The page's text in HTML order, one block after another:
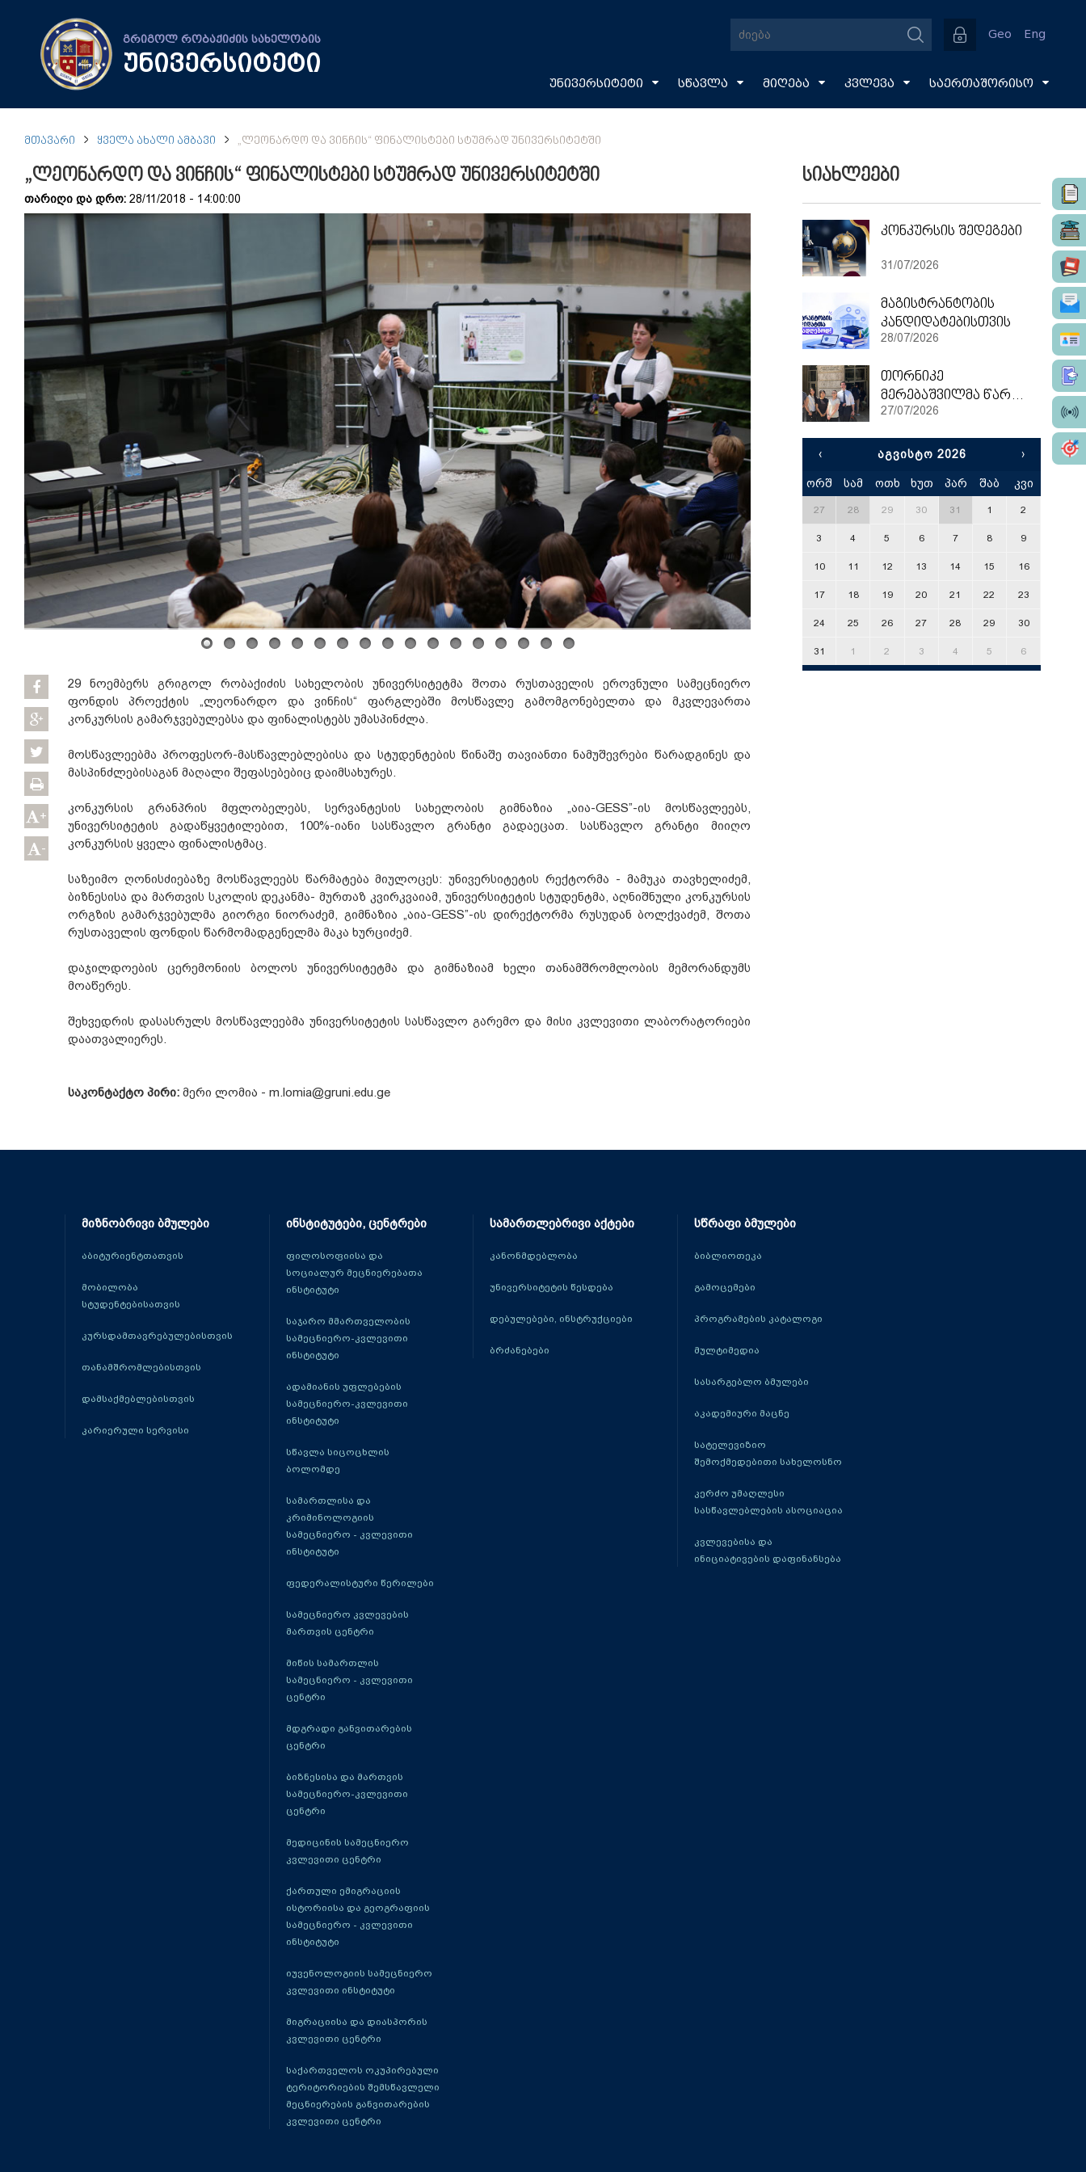
გრიგოლ რობაქიძის სახელობის
უნივერსიტეტი
Geo Eng
უნივერსიტეტი სწავლა მიღება კვლევა საერთაშორისო
ᲛᲗᲐᲕᲐᲠᲘ ᲧᲕᲔᲚᲐ ᲐᲮᲐᲚᲘ ᲐᲛᲑᲐᲕᲘ „ᲚᲔᲝᲜᲐᲠᲓᲝ ᲓᲐ ᲕᲘᲜᲩᲘᲡ“ ᲤᲘᲜᲐᲚᲘᲡᲢᲔᲑᲘ ᲡᲢᲣᲛᲠᲐᲓ ᲣᲜᲘᲕᲔᲠᲡᲘᲢᲔᲢᲨᲘ
„ლეონარდო და ვინჩის“ ფინალისტები სტუმრად უნივერსიტეტში
თარიღი და დრო: 28/11/2018 - 14:00:00
+
-
29 ნოემბერს გრიგოლ რობაქიძის სახელობის უნივერსიტეტმა შოთა რუსთაველის ეროვნული სამეცნიერო
ფონდის პროექტის „ლეონარდო და ვინჩის“ ფარგლებში მოსწავლე გამომგონებელთა და მკვლევართა
კონკურსის გამარჯვებულებსა და ფინალისტებს უმასპინძლა.
მოსწავლეებმა პროფესორ-მასწავლებლებისა და სტუდენტების წინაშე თავიანთი ნამუშევრები წარადგინეს და
მასპინძლებისაგან მაღალი შეფასებებიც დაიმსახურეს.
კონკურსის გრანპრის მფლობელებს, სერვანტესის სახელობის გიმნაზია „აია-GESS”-ის მოსწავლეებს,
უნივერსიტეტის გადაწყვეტილებით, 100%-იანი სასწავლო გრანტი გადაეცათ. სასწავლო გრანტი მიიღო
კონკურსის ყველა ფინალისტმაც.
საზეიმო ღონისძიებაზე მოსწავლეებს წარმატება მიულოცეს: უნივერსიტეტის რექტორმა - მამუკა თავხელიძემ,
ბიზნესისა და მართვის სკოლის დეკანმა- მურთაზ კვირკვაიამ, უნივერსიტეტის სტუდენტმა, აღნიშნული კონკურსის
ორგზის გამარჯვებულმა გიორგი ნიორაძემ, გიმნაზია „აია-GESS”-ის დირექტორმა რუსუდან ბოლქვაძემ, შოთა
რუსთაველის ფონდის წარმომადგენელმა მაკა ხურციძემ.
დაჯილდოების ცერემონიის ბოლოს უნივერსიტეტმა და გიმნაზიამ ხელი თანამშრომლობის მემორანდუმს
მოაწერეს.
შეხვედრის დასასრულს მოსწავლეებმა უნივერსიტეტის სასწავლო გარემო და მისი კვლევითი ლაბორატორიები
დაათვალიერეს.
საკონტაქტო პირი:მერი ლომია - m.lomia@gruni.edu.ge
სიახლეები
კონკურსის შედეგები
31/07/2026
მაგისტრანტობის
კანდიდატებისთვის
28/07/2026
თორნიკე
მერებაშვილმა წარჩინებით დაასრულა ეტვოშ ლორანის უნივერსიტეტის სამაგისტრო პროგრამა
27/07/2026
‹ ᲐᲒᲕᲘᲡᲢᲝ 2026 ›
ორშ სამ ოთხ ხუთ პარ შაბ კვი
27 28 29 30 31 1 2
3 4 5 6 7 8 9
10 11 12 13 14 15 16
17 18 19 20 21 22 23
24 25 26 27 28 29 30
31 1 2 3 4 5 6
მიზნობრივი ბმულები
აბიტურიენტთათვის
მობილობა
სტუდენტებისათვის
კურსდამთავრებულებისთვის
თანამშრომლებისთვის
დამსაქმებლებისთვის
კარიერული სერვისი
ინსტიტუტები, ცენტრები
ფილოსოფიისა და
სოციალურ მეცნიერებათა
ინსტიტუტი
საჯარო მმართველობის
სამეცნიერო-კვლევითი
ინსტიტუტი
ადამიანის უფლებების
სამეცნიერო-კვლევითი
ინსტიტუტი
სწავლა სიცოცხლის
ბოლომდე
სამართლისა და
კრიმინოლოგიის
სამეცნიერო - კვლევითი
ინსტიტუტი
ფედერალისტური წერილები
სამეცნიერო კვლევების
მართვის ცენტრი
მიწის სამართლის
სამეცნიერო - კვლევითი
ცენტრი
მდგრადი განვითარების
ცენტრი
ბიზნესისა და მართვის
სამეცნიერო-კვლევითი
ცენტრი
მედიცინის სამეცნიერო
კვლევითი ცენტრი
ქართული ემიგრაციის
ისტორიისა და გეოგრაფიის
სამეცნიერო - კვლევითი
ინსტიტუტი
იუვენოლოგიის სამეცნიერო
კვლევითი ინსტიტუტი
მიგრაციისა და დიასპორის
კვლევითი ცენტრი
საქართველოს ოკუპირებული
ტერიტორიების შემსწავლელი
მეცნიერების განვითარების
კვლევითი ცენტრი
სამართლებრივი აქტები
კანონმდებლობა
უნივერსიტეტის წესდება
დებულებები, ინსტრუქციები
ბრძანებები
სწრაფი ბმულები
ბიბლიოთეკა
გამოცემები
პროგრამების კატალოგი
მულტიმედია
სასარგებლო ბმულები
აკადემიური მაცნე
სატელევიზიო
შემოქმედებითი სახელოსნო
კერძო უმაღლესი
სასწავლებლების ასოციაცია
კვლევებისა და
ინიციატივების დაფინანსება